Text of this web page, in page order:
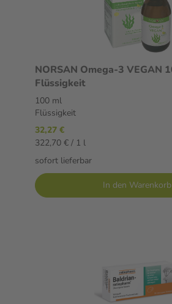
NORSAN Omega-3 VEGAN 100 ml
Flüssigkeit
100 ml
Flüssigkeit
32,27 €
322,70 € / 1 l
sofort lieferbar
In den Warenkorb